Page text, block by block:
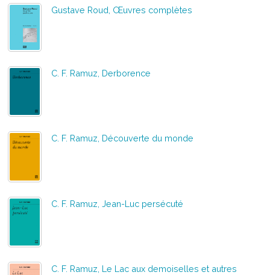
Gustave Roud, Œuvres complètes
C. F. Ramuz, Derborence
C. F. Ramuz, Découverte du monde
C. F. Ramuz, Jean-Luc persécuté
C. F. Ramuz, Le Lac aux demoiselles et autres